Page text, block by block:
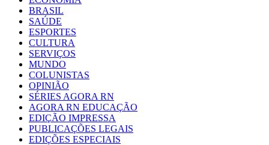
BRASIL
SAÚDE
ESPORTES
CULTURA
SERVIÇOS
MUNDO
COLUNISTAS
OPINIÃO
SÉRIES AGORA RN
AGORA RN EDUCAÇÃO
EDIÇÃO IMPRESSA
PUBLICAÇÕES LEGAIS
EDIÇÕES ESPECIAIS